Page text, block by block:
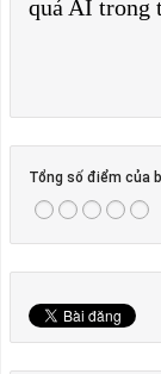
quả AI trong
Tổng số điểm của